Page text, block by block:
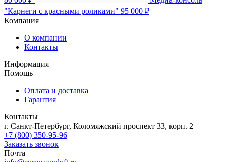
"Карнеги с красными роликами" 95 000 ₽
Компания
О компании
Контакты
Информация
Помощь
Оплата и доставка
Гарантия
Контакты
г. Санкт-Петербург, Коломяжский проспект 33, корп. 2
+7 (800) 350-95-96
Заказать звонок
Почта